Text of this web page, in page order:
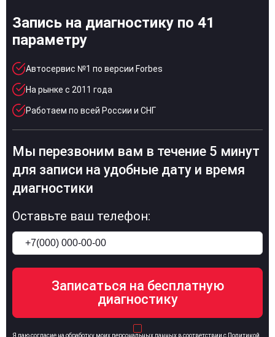
Запись на диагностику по 41
параметру
Автосервис №1 по версии Forbes
На рынке с 2011 года
Работаем по всей России и СНГ
Мы перезвоним вам в течение 5 минут
для записи на удобные дату и время
диагностики
Оставьте ваш телефон:
Я даю согласие на обработку моих персональных данных в соответствии с Политикой